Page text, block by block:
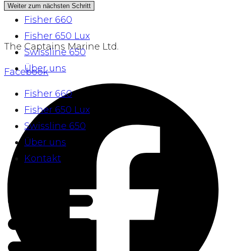
Fisher 660
Fisher 650 Lux
Swissline 650
Über uns
Fisher 660
Fisher 650 Lux
Swissline 650
Über uns
Kontakt
Weiter zum nächsten Schritt
The Captains Marine Ltd.
Facebook